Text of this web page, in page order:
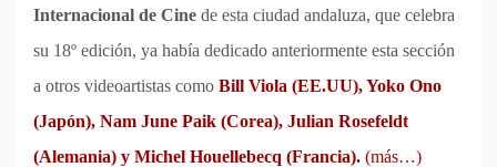
Internacional de Cine de esta ciudad andaluza, que celebra
su 18º edición, ya había dedicado anteriormente esta sección
a otros videoartistas como Bill Viola (EE.UU), Yoko Ono
(Japón), Nam June Paik (Corea), Julian Rosefeldt
(Alemania) y Michel Houellebecq (Francia). (más…)